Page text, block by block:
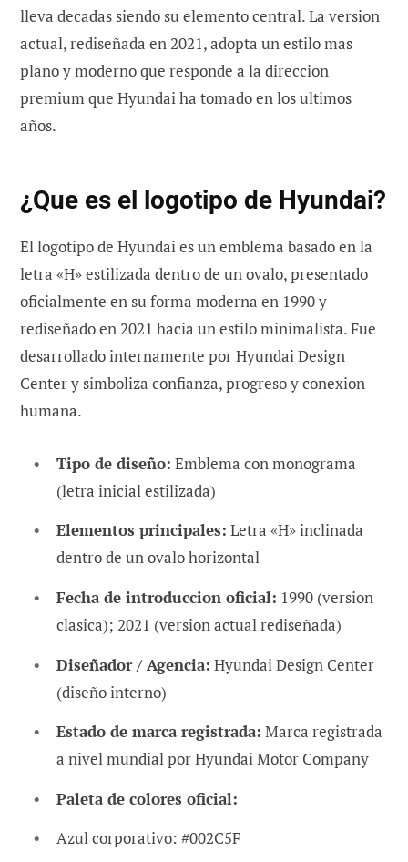
lleva decadas siendo su elemento central. La version
actual, rediseñada en 2021, adopta un estilo mas
plano y moderno que responde a la direccion
premium que Hyundai ha tomado en los ultimos
años.
¿Que es el logotipo de Hyundai?
El logotipo de Hyundai es un emblema basado en la
letra «H» estilizada dentro de un ovalo, presentado
oficialmente en su forma moderna en 1990 y
rediseñado en 2021 hacia un estilo minimalista. Fue
desarrollado internamente por Hyundai Design
Center y simboliza confianza, progreso y conexion
humana.
Tipo de diseño: Emblema con monograma
(letra inicial estilizada)
Elementos principales: Letra «H» inclinada
dentro de un ovalo horizontal
Fecha de introduccion oficial: 1990 (version
clasica); 2021 (version actual rediseñada)
Diseñador / Agencia: Hyundai Design Center
(diseño interno)
Estado de marca registrada: Marca registrada
a nivel mundial por Hyundai Motor Company
Paleta de colores oficial:
Azul corporativo: #002C5F